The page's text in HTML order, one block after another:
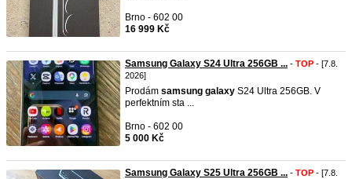
Brno - 602 00
16 999 Kč
Samsung Galaxy S24 Ultra 256GB ... - TOP - [7.8.
2026]
Prodám samsung galaxy S24 Ultra 256GB. V
perfektním sta ...
Brno - 602 00
5 000 Kč
Samsung Galaxy S25 Ultra 256GB ... - TOP - [7.8.